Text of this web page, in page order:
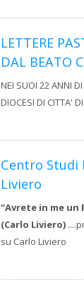
LETTERE
DAL BEATO
NEI SUOI 22 ANNI
DIOCESI DI CITTA'
Centro Studi
Liviero
“Avrete in me un
(Carlo Liviero)
su Carlo Liviero